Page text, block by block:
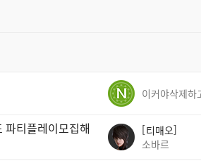
티플레이모집해
티매오
소바르